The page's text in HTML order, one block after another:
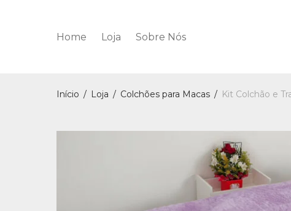
Home Loja Sobre Nós
Início / Loja / Colchões para Macas / Kit Colchão e